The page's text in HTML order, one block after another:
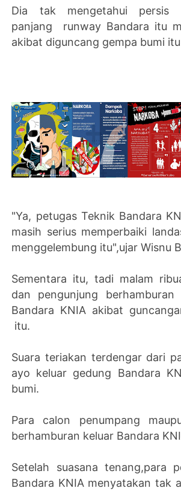
Dia tak mengetahui persis
panjang runway Bandara itu
akibat diguncang gempa bumi
"Ya, petugas Teknik Bandara
masih serius memperbaiki
menggelembung itu",ujar Wisnu
Sementara itu, tadi malam
dan pengunjung berhamburan
Bandara KNIA akibat
itu.
Suara teriakan terdengar dari
ayo keluar gedung Bandara
bumi.
Para calon penumpang
berhamburan keluar Bandara
Setelah suasana tenang,para
Bandara KNIA menyatakan tak